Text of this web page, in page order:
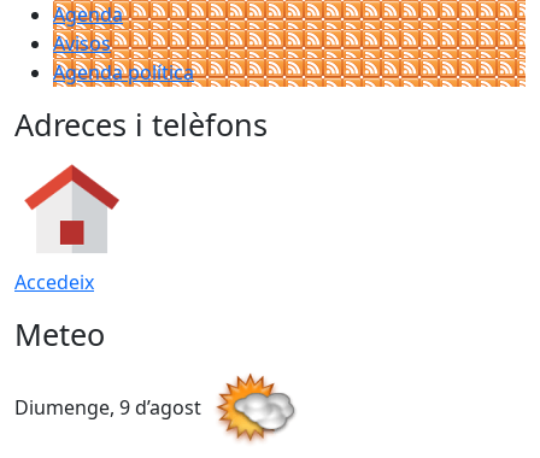
Agenda
Avisos
Agenda política
Adreces i telèfons
Accedeix
Meteo
Diumenge, 9 d’agost